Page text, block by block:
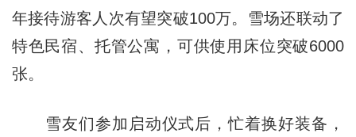
年接待游客人次有望突破100万。雪场还联动了
特色民宿、托管公寓，可供使用床位突破6000
张。
雪友们参加启动仪式后，忙着换好装备，